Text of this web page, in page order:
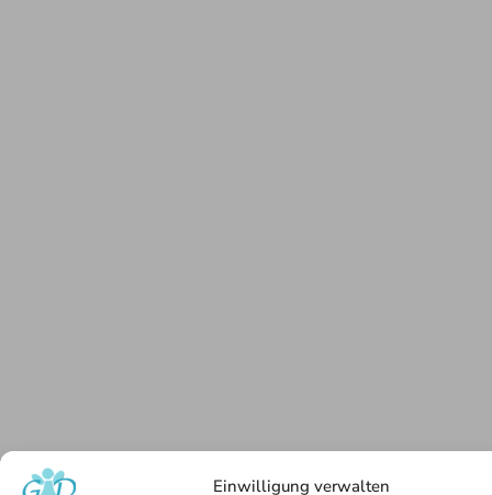
Einwilligung verwalten